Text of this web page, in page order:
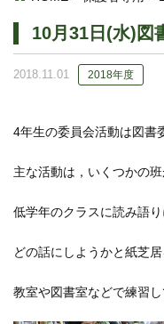
10月31日(水)図
2018.11.01 2018年度
4年生の委員会活動は図書
主な活動は，いくつかの
低学年のクラスに読み語り
どの話にしようかと紙芝
教室や図書室などで練習し